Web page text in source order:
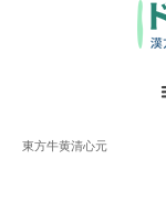
東方牛黄清心元